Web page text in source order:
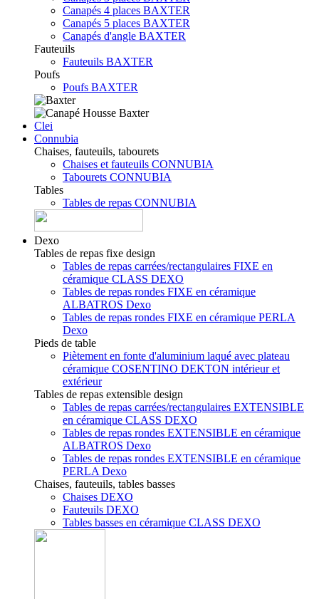
Canapés 4 places BAXTER
Canapés 5 places BAXTER
Canapés d'angle BAXTER
Fauteuils
Fauteuils BAXTER
Poufs
Poufs BAXTER
Clei
Connubia
Chaises, fauteuils, tabourets
Chaises et fauteuils CONNUBIA
Tabourets CONNUBIA
Tables
Tables de repas CONNUBIA
Dexo
Tables de repas fixe design
Tables de repas carrées/rectangulaires FIXE en
céramique CLASS DEXO
Tables de repas rondes FIXE en céramique
ALBATROS Dexo
Tables de repas rondes FIXE en céramique PERLA
Dexo
Pieds de table
Piètement en fonte d'aluminium laqué avec plateau
céramique COSENTINO DEKTON intérieur et
extérieur
Tables de repas extensible design
Tables de repas carrées/rectangulaires EXTENSIBLE
en céramique CLASS DEXO
Tables de repas rondes EXTENSIBLE en céramique
ALBATROS Dexo
Tables de repas rondes EXTENSIBLE en céramique
PERLA Dexo
Chaises, fauteuils, tables basses
Chaises DEXO
Fauteuils DEXO
Tables basses en céramique CLASS DEXO